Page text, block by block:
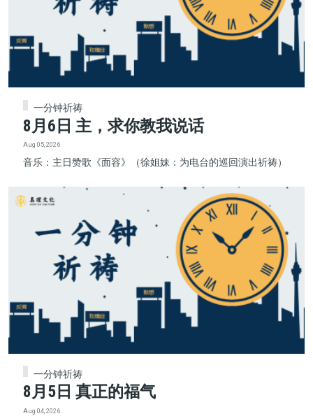
一分钟祈祷
8月6日 主，求你教我说话
Aug 05, 2026
音乐：主日赞歌《面容》（徐姐妹：为电台的巡回演出祈祷）
一分钟祈祷
8月5日 真正的福气
Aug 04, 2026